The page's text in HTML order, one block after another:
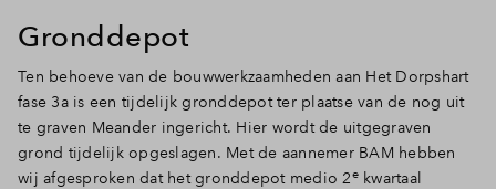
Gronddepot
Ten behoeve van de bouwwerkzaamheden aan Het Dorpshart
fase 3a is een tijdelijk gronddepot ter plaatse van de nog uit
te graven Meander ingericht. Hier wordt de uitgegraven
grond tijdelijk opgeslagen. Met de aannemer BAM hebben
wij afgesproken dat het gronddepot medio 2ekwartaal